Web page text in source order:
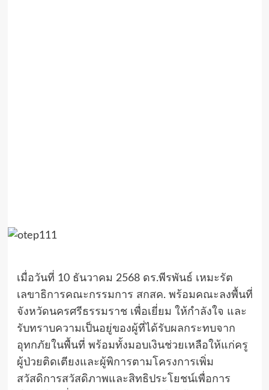
เมื่อวันที่ 10 ธันวาคม 2568 ดร.พีรพันธ์ เหมะรัต
เลขาธิการคณะกรรมการ สกสค. พร้อมคณะลงพื้นที่
จังหวัดนครศรีธรรมราช เพื่อเยี่ยม ให้กำลังใจ และ
รับทราบความเป็นอยู่ของผู้ที่ได้รับผลกระทบจาก
อุทกภัยในพื้นที่ พร้อมทั้งมอบเงินช่วยเหลือให้แก่ครู
ผู้ป่วยติดเตียงและผู้พิการตามโครงการเพิ่ม
สวัสดิการสวัสดิภาพและสิทธิประโยชน์เพื่อการ